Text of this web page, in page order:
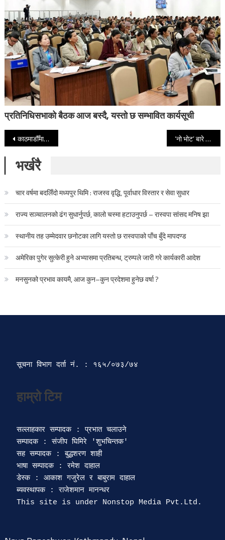
प्रतिनिधिसभाको बैठक आज बस्दै, यस्तो छ सम्भावित कार्यसूची
Post navigation
काठमाडौँमा वायुको गुणस्तर निक्कै दयनीय, विश्वकै प्रदूषित सहरमध्ये पाँचौँ स्थानमा ‘नो भोट’ बारे बोलेको भन्दै जेनजी अभियान्ता सुप्रीया गिरफ्तार, चौतर्फी बिरोध
भर्खरै
चार वर्षमा बदलिँदो मध्यपुर थिमि : राजस्व वृद्धि, पूर्वाधार विस्तार र सेवा सुधार
राज्य सञ्चालनको ढंग सुधार्नुपर्छ, कालो चस्मा हटाउनुपर्छ – रास्वपा सांसद मनिष झा
स्थानीय तह उम्मेदवार छनोटका लागि यस्तो छ रास्वपाको पाँच बुँदे मापदण्ड
अमेरिका पुगेर सुत्केरी हुने अभ्यासमा प्रतिबन्ध, ट्रम्पले जारी गरे कार्यकारी आदेश
मनसुनको प्रभाव कायमै, आज कुन–कुन प्रदेशमा हुनेछ वर्षा ?
सूचना विभाग दर्ता‍ नं. : १६५/०७३/७४
हाम्रो टिम
सल्लाहकार सम्पादक : प्रभात चलाउने
सम्पादक : संजीप घिमिरे 'शुभचिन्तक'
सह सम्पादक : बुद्धशरण शाही
भाषा सम्पादक : रमेश दाहाल
डेस्क : आकाश गजुरेल र बाबुराम दाहाल
ब्यवस्थापक : राजेशमान मानन्धर